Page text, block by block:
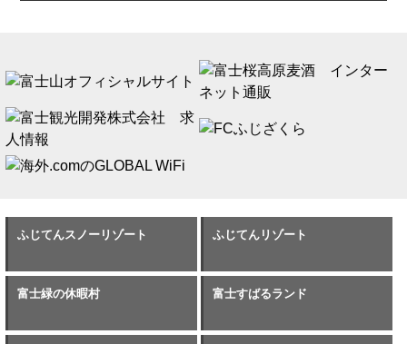
ふじてんスノーリゾート ふじてんリゾート
富士緑の休暇村 富士すばるランド